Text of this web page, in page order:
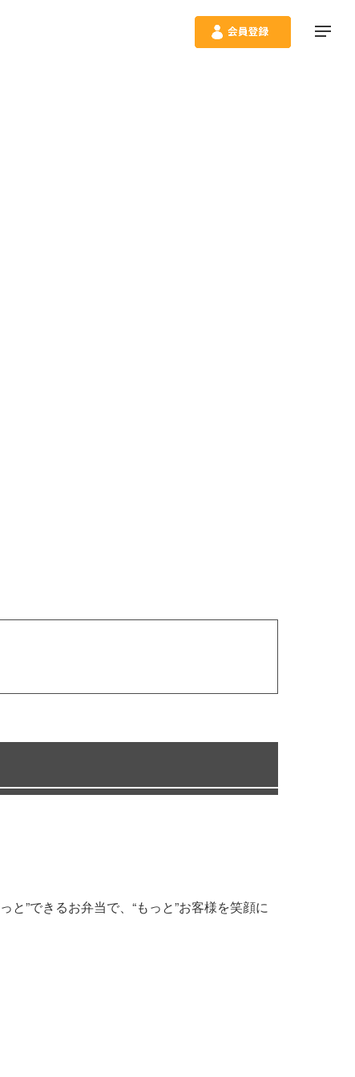
”できるお弁当で、“もっと”お客様を笑顔に